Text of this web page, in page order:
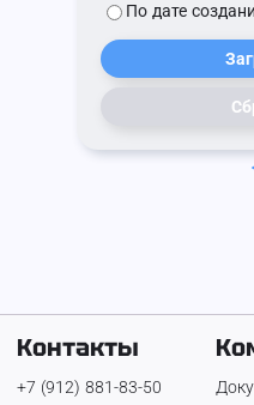
По дате
Контакты
+7 (912) 881-83-50